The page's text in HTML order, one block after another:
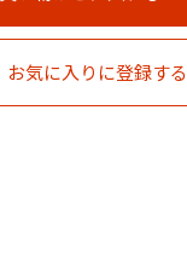
お気に入りに登録する